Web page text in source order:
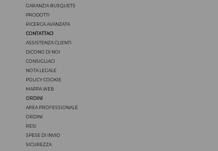
GARANZIA BUSQUETS
PRODOTTI
RICERCA AVANZATA
CONTATTACI
ASSISTENZA CLIENTI
DICONO DI NOI
CONSIGLIACI
NOTA LEGALE
POLICY COOKIE
MAPPA WEB
ORDINI
AREA PROFESSIONALE
ORDINI
RESI
SPESE DI INVIO
SICUREZZA